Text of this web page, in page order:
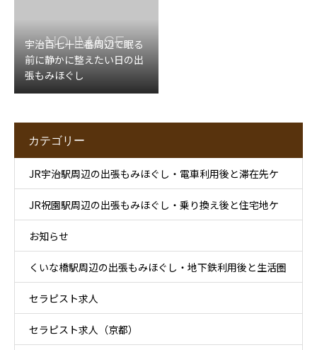
宇治百七十三番周辺で眠る
前に静かに整えたい日の出
張もみほぐし
カテゴリー
JR宇治駅周辺の出張もみほぐし・電車利用後と滞在先ケ
ア
JR祝園駅周辺の出張もみほぐし・乗り換え後と住宅地ケ
ア
お知らせ
くいな橋駅周辺の出張もみほぐし・地下鉄利用後と生活圏
ケア
セラピスト求人
セラピスト求人（京都）